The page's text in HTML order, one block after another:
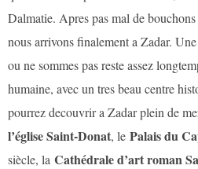
Dalmatie. Apres pas mal de
nous arrivons finalement a Zadar.
ou ne sommes pas reste assez
humaine, avec un tres beau centre
pourrez decouvrir a Zadar plein de
l’église Saint-Donat, le Palais du
siècle, la Cathédrale d’art roman